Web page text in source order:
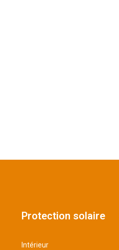
Protection solaire
Intérieur